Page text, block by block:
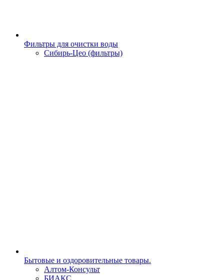
Фильтры для очистки воды
Сибирь-Цео (фильтры)
Бытовые и оздоровительные товары.
Алтом-Консульт
БИАКС